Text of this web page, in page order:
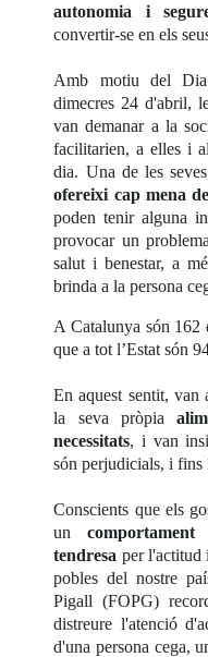
autonomia i
convertir-se en els
Amb motiu del
dimecres 24 d'abril,
van demanar a la
facilitarien, a elles i
dia. Una de les
ofereixi cap mena
poden tenir alguna
provocar un
salut i benestar, a
brinda a la persona
A Catalunya són 162
que a tot l’Estat són
En aquest sentit, van
la seva pròpia
necessitats, i van
són perjudicials, i fins
Conscients que els
un
tendresa per l'actitud
pobles del nostre
Pigall (FOPG)
distreure l'atenció
d'una persona cega,